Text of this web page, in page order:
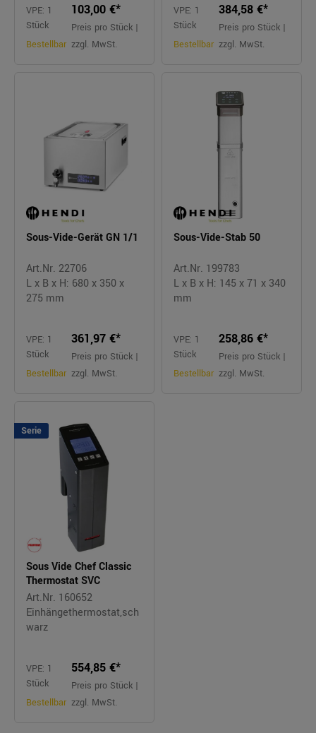
VPE: 1
Stück
Bestellbar
103,00 €*
Preis pro Stück |
zzgl. MwSt.
VPE: 1
Stück
Bestellbar
384,58 €*
Preis pro Stück |
zzgl. MwSt.
Sous-Vide-Gerät GN 1/1
Art.Nr. 22706
L x B x H: 680 x 350 x
275 mm
VPE: 1
Stück
Bestellbar
361,97 €*
Preis pro Stück |
zzgl. MwSt.
Sous-Vide-Stab 50
Art.Nr. 199783
L x B x H: 145 x 71 x 340
mm
VPE: 1
Stück
Bestellbar
258,86 €*
Preis pro Stück |
zzgl. MwSt.
Serie
Sous Vide Chef Classic
Thermostat SVC
Art.Nr. 160652
Einhängethermostat,sch
warz
VPE: 1
Stück
Bestellbar
554,85 €*
Preis pro Stück |
zzgl. MwSt.